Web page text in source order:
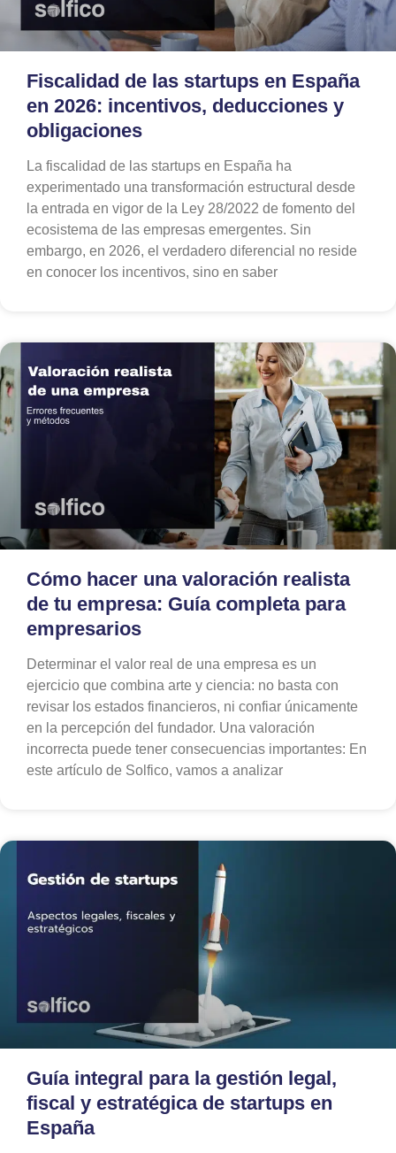
Fiscalidad de las startups en España
en 2026: incentivos, deducciones y
obligaciones
La fiscalidad de las startups en España ha
experimentado una transformación estructural desde
la entrada en vigor de la Ley 28/2022 de fomento del
ecosistema de las empresas emergentes. Sin
embargo, en 2026, el verdadero diferencial no reside
en conocer los incentivos, sino en saber
Cómo hacer una valoración realista
de tu empresa: Guía completa para
empresarios
Determinar el valor real de una empresa es un
ejercicio que combina arte y ciencia: no basta con
revisar los estados financieros, ni confiar únicamente
en la percepción del fundador. Una valoración
incorrecta puede tener consecuencias importantes: En
este artículo de Solfico, vamos a analizar
Guía integral para la gestión legal,
fiscal y estratégica de startups en
España